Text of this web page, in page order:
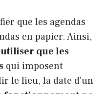
que les agendas
en papier. Ainsi,
que les
qui imposent
le lieu, la date d’un